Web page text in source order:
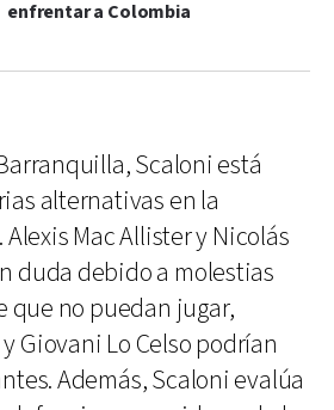
enfrentar a Colombia
Scaloni está
alternativas en la
Mac Allister y Nicolás
duda debido a molestias
que no puedan jugar,
Giovani Lo Celso podrían
Además, Scaloni evalúa